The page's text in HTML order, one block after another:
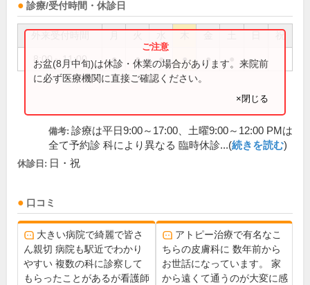
診療/受付時間・休診日
祝
8:00～11:00 ● ● ● ● ●
お盆(8月中旬)は休診・休業の場合があります。来院前
に必ず医療機関に直接ご確認ください。
×閉じる
備考: 診療は平日9:00～17:00、土曜9:00～12:00 PMは
全て予約診 科により異なる 臨時休診...(続きを読む)
休診日: 日・祝
口コミ
大きい病院で綺麗で皆さ
ん親切 病院も駅近でわかり
やすい 複数の科に診察して
もらったことがあるが看護師
アトピー治療で有名なこ
ちらの皮膚科に 数年前から
お世話になっています。 家
から遠くて通うのが大変に感